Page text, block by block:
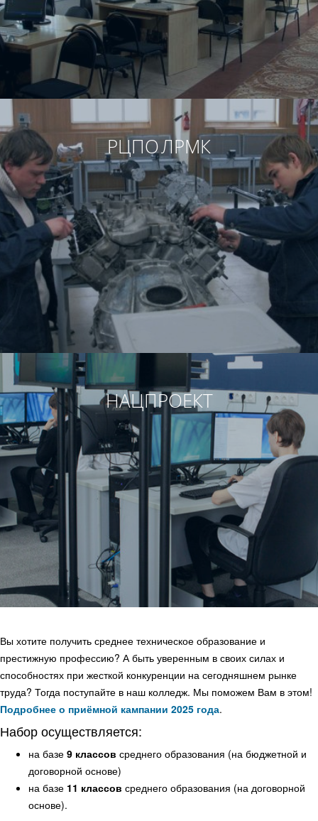
РЦПО ЛРМК
НАЦПРОЕКТ
Вы хотите получить среднее техническое образование и
престижную профессию? А быть уверенным в своих силах и
способностях при жесткой конкуренции на сегодняшнем рынке
труда? Тогда поступайте в наш колледж. Мы поможем Вам в этом!
Подробнее о приёмной кампании 2025 года.
Набор осуществляется:
на базе 9 классов среднего образования (на бюджетной и
договорной основе)
на базе 11 классов среднего образования (на договорной
основе).